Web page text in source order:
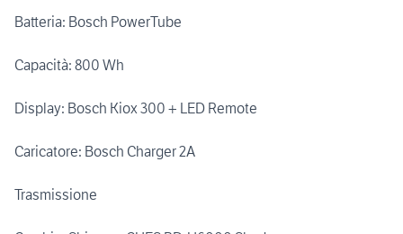
Batteria: Bosch PowerTube
Capacità: 800 Wh
Display: Bosch Kiox 300 + LED Remote
Caricatore: Bosch Charger 2A
Trasmissione